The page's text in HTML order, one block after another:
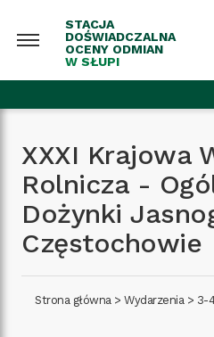
STACJA
DOŚWIADCZALNA
OCENY ODMIAN
W SŁUPI
XXXI Krajowa
Rolnicza -
Dożynki
Częstochowie
Strona główna> Wydarzenia> 3-